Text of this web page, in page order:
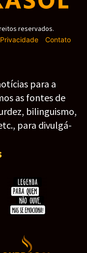
reservados.
- Contato
para a
as fontes de
bilinguismo,
para divulgá-